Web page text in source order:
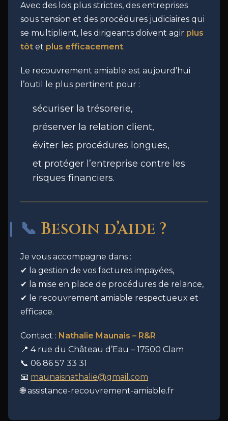
Avec des lois plus strictes, des entreprises
sous tension et des procédures judiciaires qui
se multiplient, les dirigeants doivent agir plus
tôt et plus efficacement.
Le recouvrement amiable est aujourd’hui
l’outil le plus pertinent pour :
sécuriser la trésorerie,
préserver la relation client,
éviter les procédures longues,
et protéger l’entreprise contre les
risques financiers.
📞 Besoin d’aide ?
Je vous accompagne dans :
✔ la gestion de vos factures impayées,
✔ la mise en place de procédures de relance,
✔ le recouvrement amiable respectueux et
efficace.
Contact : Nathalie Maunais – R&R
📍 4 rue du Château d’Eau – 17500 Clam
📞 06 86 57 33 31
📧 maunaisnathalie@gmail.com
🌐 assistance-recouvrement-amiable.fr